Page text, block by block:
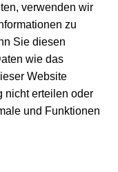
verwenden wir
zu
Sie diesen
wie das
Website
nicht erteilen oder
und Funktionen